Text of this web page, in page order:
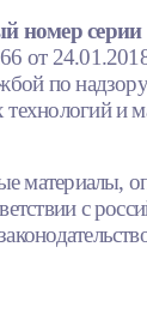
номер серии
по
и
материалы,
с